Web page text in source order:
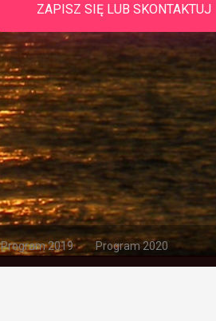
ZAPISZ SIĘ LUB SKONTAKTUJ
Program 2019 Program 2020